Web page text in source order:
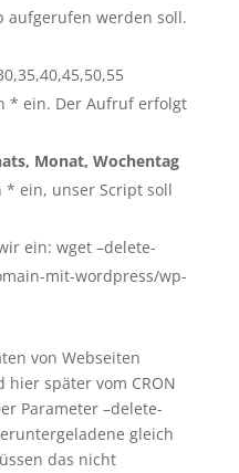
aufgerufen werden soll.
* ein. Der Aufruf erfolgt
Monat, Wochentag
ein, unser Script soll
ein: wget –delete-
mit-wordpress/wp-
von Webseiten
später vom CRON
Parameter –delete-
gleich
das nicht